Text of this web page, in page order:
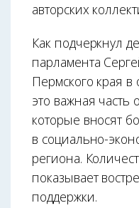
авторских
Как подчеркнул
парламента
Пермского края
это важная часть
которые вносят
в социально-
региона.
показывает
поддержки.